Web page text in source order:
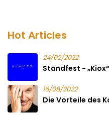
Hot Articles
24/02/2022
Standfest -
16/08/2022
Die Vorteile des